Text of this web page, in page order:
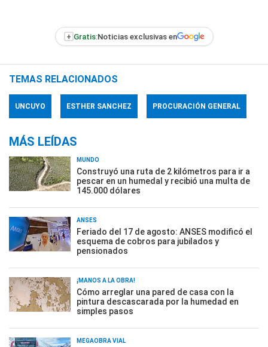
+ Gratis:Noticias exclusivas en
TEMAS RELACIONADOS
UNCUYO ESTHER SANCHEZ PROCURACIÓN GENERAL
MÁS LEÍDAS
MUNDO
Construyó una ruta de 2 kilómetros para ir a
pescar en un humedal y recibió una multa de
145.000 dólares
ANSES
Feriado del 17 de agosto: ANSES modificó el
esquema de cobros para jubilados y
pensionados
¡MANOS A LA OBRA!
Cómo arreglar una pared de casa con la
pintura descascarada por la humedad en
simples pasos
MEGAOBRA VIAL